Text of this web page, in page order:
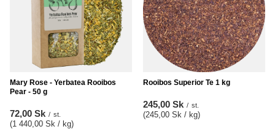
Mary Rose - Yerbatea Rooibos
Pear - 50 g
72,00 Sk / st.
(1 440,00 Sk / kg)
Rooibos Superior Te 1 kg
245,00 Sk / st.
(245,00 Sk / kg)